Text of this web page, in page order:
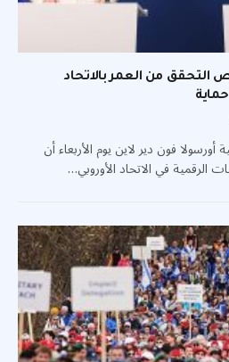
من العمر بالاتحاد
فون دير لاين يوم الأربعاء أن
في الاتحاد الأوروبي…